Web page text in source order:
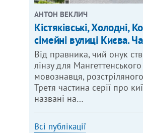
АНТОН ВЕКЛИЧ
Кістяківські, Холодні,
сімейні вулиці Києва.
Від правника, чий онук
лінзу для
мовознавця,
Третя частина серії про
названі на…
Всі публікації